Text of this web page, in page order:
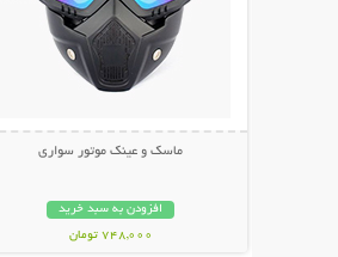
ماسک و عینک موتور سواری
افزودن به سبد خرید
748,000 تومان